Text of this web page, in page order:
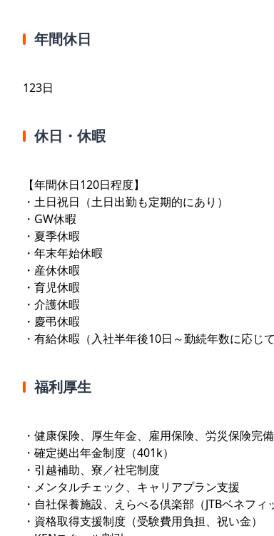
年間休日
123日
休日・休暇
【年間休日120日程度】
・土日祝日（土日出勤も定期的にあり）
・GW休暇
・夏季休暇
・年末年始休暇
・産休休暇
・育児休暇
・介護休暇
・慶弔休暇
・有給休暇（入社半年後10日～勤続年数に応じ
福利厚生
・健康保険、厚生年金、雇用保険、労災保険完備
・確定拠出年金制度（401k）
・引越補助、寮／社宅制度
・メンタルチェック、キャリアプラン支援
・自社保養施設、えらべる倶楽部（JTBベネフィ
・資格取得支援制度（受験費用負担、祝い金）